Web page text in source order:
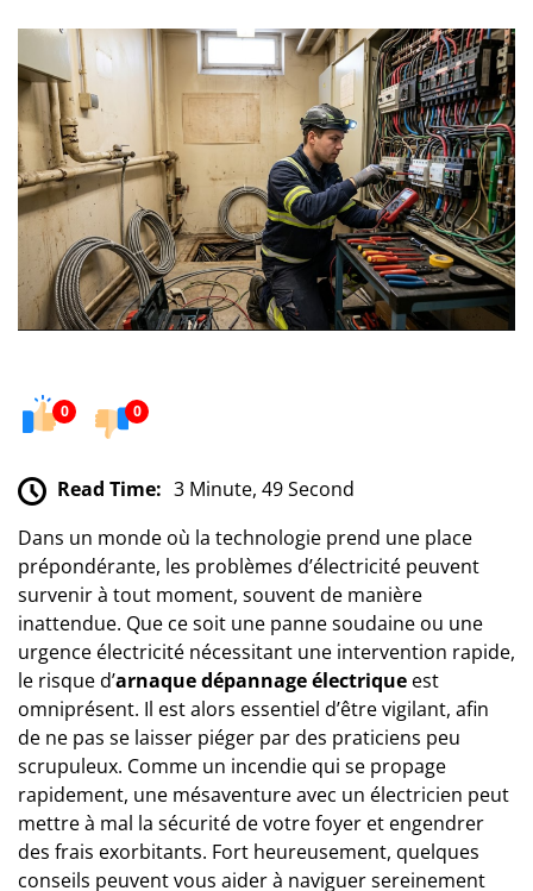
0 0
Read Time: 3 Minute, 49 Second
Dans un monde où la technologie prend une place
prépondérante, les problèmes d’électricité peuvent
survenir à tout moment, souvent de manière
inattendue. Que ce soit une panne soudaine ou une
urgence électricité nécessitant une intervention rapide,
le risque d’arnaque dépannage électrique est
omniprésent. Il est alors essentiel d’être vigilant, afin
de ne pas se laisser piéger par des praticiens peu
scrupuleux. Comme un incendie qui se propage
rapidement, une mésaventure avec un électricien peut
mettre à mal la sécurité de votre foyer et engendrer
des frais exorbitants. Fort heureusement, quelques
conseils peuvent vous aider à naviguer sereinement